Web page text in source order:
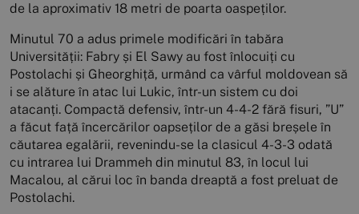
de la aproximativ 18 metri de poarta oaspeților.
Minutul 70 a adus primele modificări în tabăra
Universității: Fabry și El Sawy au fost înlocuiți cu
Postolachi și Gheorghiță, urmând ca vârful moldovean să
i se alăture în atac lui Lukic, într-un sistem cu doi
atacanți. Compactă defensiv, într-un 4-4-2 fără fisuri, ”U”
a făcut față încercărilor oapseților de a găsi breșele în
căutarea egalării, revenindu-se la clasicul 4-3-3 odată
cu intrarea lui Drammeh din minutul 83, în locul lui
Macalou, al cărui loc în banda dreaptă a fost preluat de
Postolachi.